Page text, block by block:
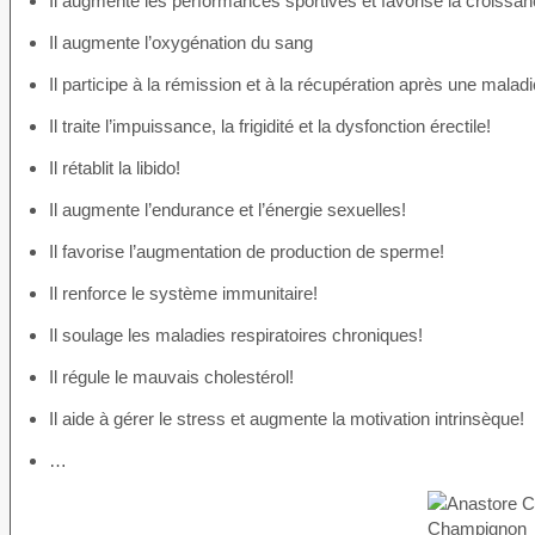
Il augmente l’oxygénation du sang
Il participe à la rémission et à la récupération après une
Il traite l’impuissance, la frigidité et la dysfonction érectile!
Il rétablit la libido!
Il augmente l’endurance et l’énergie sexuelles!
Il favorise l’augmentation de production de sperme!
Il renforce le système immunitaire!
Il soulage les maladies respiratoires chroniques!
Il régule le mauvais cholestérol!
Il aide à gérer le stress et augmente la motivation intrinsèque!
…